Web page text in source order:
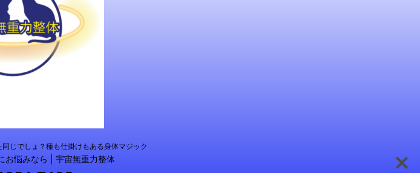
じでしょ？種も仕掛けもある身体マジック
お悩みなら | 宇宙無重力整体